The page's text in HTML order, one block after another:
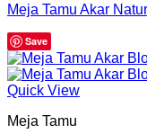
Meja Tamu Akar
Save
Quick View
Meja Tamu